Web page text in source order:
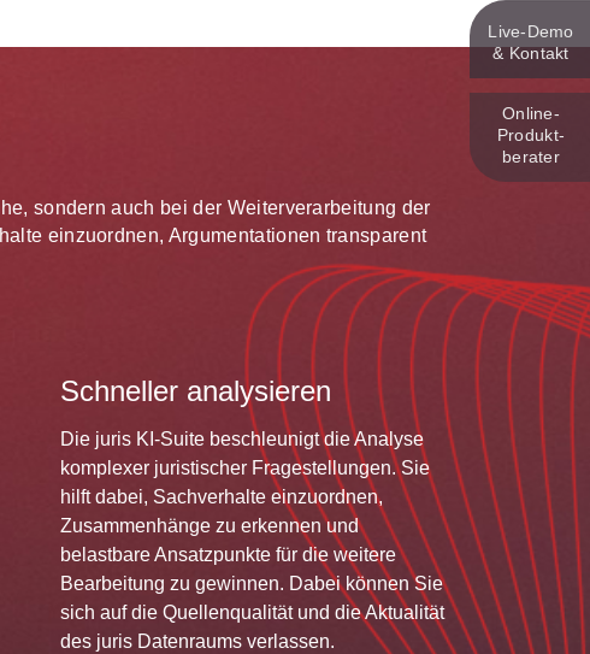
sondern auch bei der Weiterverarbeitung der
einzuordnen, Argumentationen transparent
Schneller analysieren
Die juris KI-Suite beschleunigt die Analyse
komplexer juristischer Fragestellungen. Sie
hilft dabei, Sachverhalte einzuordnen,
Zusammenhänge zu erkennen und
belastbare Ansatzpunkte für die weitere
Bearbeitung zu gewinnen. Dabei können Sie
sich auf die Quellenqualität und die Aktualität
des juris Datenraums verlassen.
Live‑Demo
& Kontakt
Online-
Produkt­
berater